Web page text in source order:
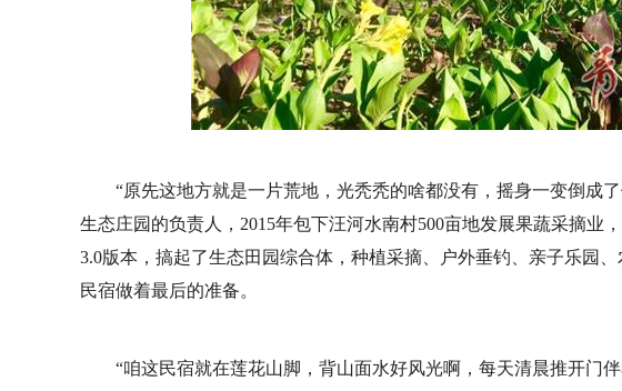
“原先这地方就是一片荒地，光秃秃的啥都没有，摇身一变倒成
生态庄园的负责人，2015年包下汪河水南村500亩地发展果蔬采摘业
3.0版本，搞起了生态田园综合体，种植采摘、户外垂钓、亲子乐园
民宿做着最后的准备。
“咱这民宿就在莲花山脚，背山面水好风光啊，每天清晨推开门